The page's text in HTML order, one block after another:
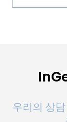
우리의 상